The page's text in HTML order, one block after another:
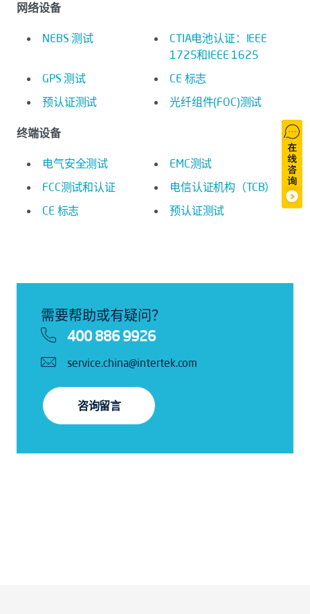
网络设备
NEBS 测试
CTIA电池认证：IEEE
1725和IEEE 1625
GPS 测试
CE 标志
预认证测试
光纤组件(FOC)测试
终端设备
电气安全测试
EMC测试
FCC测试和认证
电信认证机构（TCB）
CE 标志
预认证测试
需要帮助或有疑问？
400 886 9926
service.china@intertek.com
咨询留言